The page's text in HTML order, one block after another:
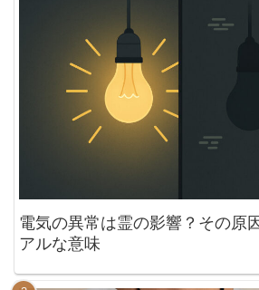
電気の異常は霊の影響？その原
アルな意味